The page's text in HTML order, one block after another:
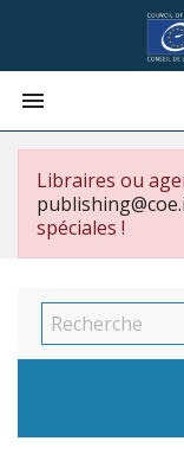

Libraires ou
spéciales !